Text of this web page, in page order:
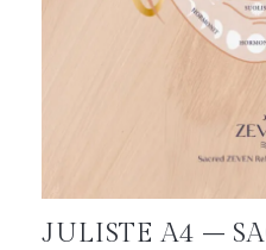
JULISTE A4 –